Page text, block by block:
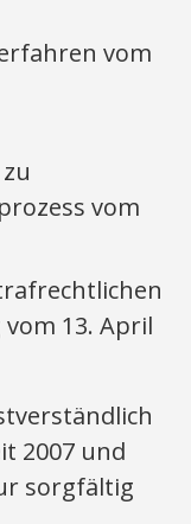
vom
vom
13. April
2007 und
sorgfältig